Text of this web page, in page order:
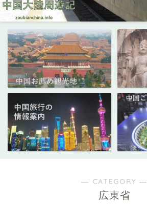
― CATEGORY ―
広東省